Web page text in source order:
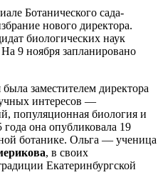
Ботанического сада-
нового директора.
биологических наук
На 9 ноября запланировано
заместителем директора
интересов —
популяционная биология и
она опубликовала 19
ботанике. Ольга — ученица
, в своих
Екатеринбургской